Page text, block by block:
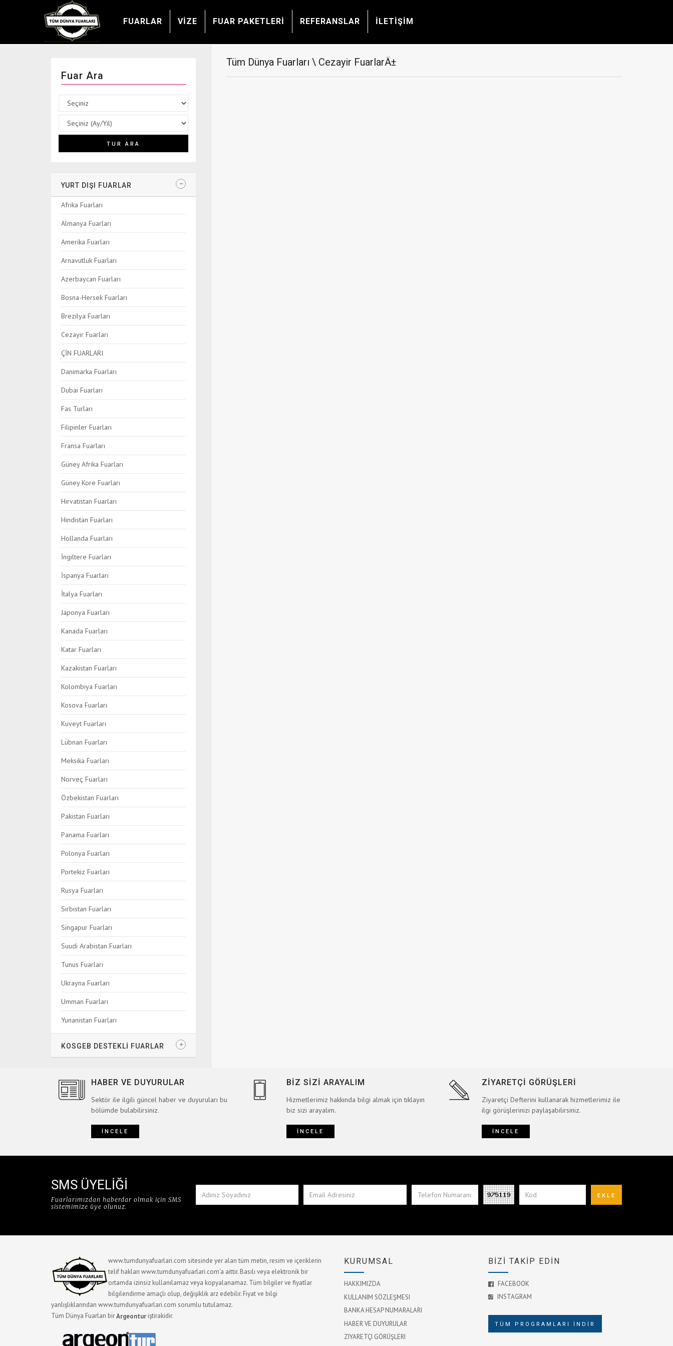
FUARLAR VİZE FUAR PAKETLERİ REFERANSLAR İLETİŞİM
Fuar Ara
YURT DIŞI FUARLAR
Afrika Fuarları
Almanya Fuarları
Amerika Fuarları
Arnavutluk Fuarları
Azerbaycan Fuarları
Bosna-Hersek Fuarları
Brezilya Fuarları
Cezayir Fuarları
ÇİN FUARLARI
Danimarka Fuarları
Dubai Fuarları
Fas Turları
Filipinler Fuarları
Fransa Fuarları
Güney Afrika Fuarları
Güney Kore Fuarları
Hırvatistan Fuarları
Hindistan Fuarları
Hollanda Fuarları
İngiltere Fuarları
İspanya Fuarları
İtalya Fuarları
Japonya Fuarları
Kanada Fuarları
Katar Fuarları
Kazakistan Fuarları
Kolombiya Fuarları
Kosova Fuarları
Kuveyt Fuarları
Lübnan Fuarları
Meksika Fuarları
Norveç Fuarları
Özbekistan Fuarları
Pakistan Fuarları
Panama Fuarları
Polonya Fuarları
Portekiz Fuarları
Rusya Fuarları
Sırbistan Fuarları
Singapur Fuarları
Suudi Arabistan Fuarları
Tunus Fuarları
Ukrayna Fuarları
Umman Fuarları
Yunanistan Fuarları
KOSGEB DESTEKLİ FUARLAR
Tüm Dünya Fuarları \ Cezayir FuarlarÄ±
HABER VE DUYURULAR
Sektör ile ilgili güncel haber ve duyuruları bu
bölümde bulabilirsiniz.
İNCELE
BİZ SİZİ ARAYALIM
Hizmetlerimiz hakkında bilgi almak için tıklayın
biz sizi arayalım.
İNCELE
ZİYARETÇİ GÖRÜŞLERİ
Ziyaretçi Defterini kullanarak hizmetlerimiz ile
ilgi görüşlerinizi paylaşabilirsiniz.
İNCELE
SMS ÜYELİĞİ
Fuarlarımızdan haberdar olmak için SMS
sistemimize üye olunuz.
www.tumdunyafuarlari.com sitesinde yer alan tüm metin, resim ve içeriklerin
telif hakları www.tumdunyafuarlari.com'a aittir. Basılı veya elektronik bir
ortamda izinsiz kullanılamaz veya kopyalanamaz. Tüm bilgiler ve fiyatlar
bilgilendirme amaçlı olup, değişiklik arz edebilir. Fiyat ve bilgi
yanlışlıklarından www.tumdunyafuarlari.com sorumlu tutulamaz.
Tüm Dünya Fuarları birArgeontur iştirakidir.
KURUMSAL
HAKKIMIZDA
KULLANIM SÖZLEŞMESI
BANKA HESAP NUMARALARI
HABER VE DUYURULAR
ZIYARETÇI GÖRÜŞLERI
BİZİ TAKİP EDİN
FACEBOOK
INSTAGRAM
TÜM PROGRAMLARI İNDİR